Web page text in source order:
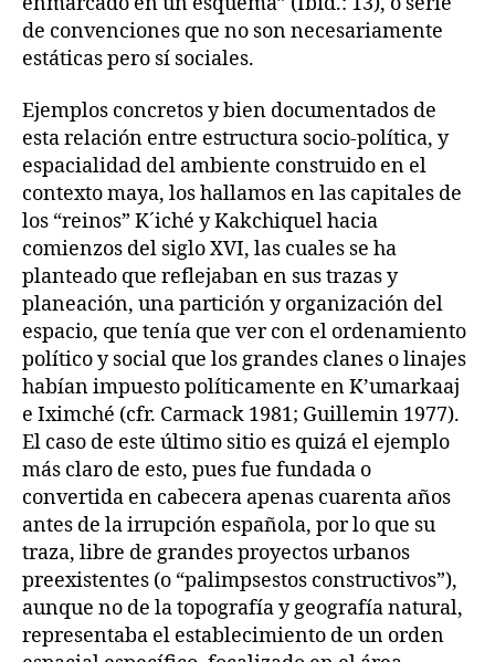
de convenciones que no son necesariamente
estáticas pero sí sociales.
Ejemplos concretos y bien documentados de
esta relación entre estructura socio-política, y
espacialidad del ambiente construido en el
contexto maya, los hallamos en las capitales de
los “reinos” K´iché y Kakchiquel hacia
comienzos del siglo XVI, las cuales se ha
planteado que reflejaban en sus trazas y
planeación, una partición y organización del
espacio, que tenía que ver con el ordenamiento
político y social que los grandes clanes o linajes
habían impuesto políticamente en K’umarkaaj
e Iximché (cfr. Carmack 1981; Guillemin 1977).
El caso de este último sitio es quizá el ejemplo
más claro de esto, pues fue fundada o
convertida en cabecera apenas cuarenta años
antes de la irrupción española, por lo que su
traza, libre de grandes proyectos urbanos
preexistentes (o “palimpsestos constructivos”),
aunque no de la topografía y geografía natural,
representaba el establecimiento de un orden